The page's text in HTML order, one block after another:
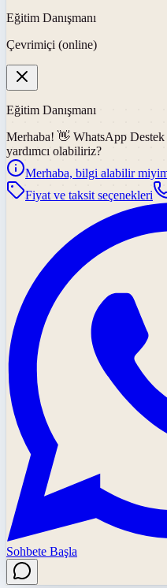
Eğitim Danışmanı
Çevrimiçi (online)
Eğitim Danışmanı
Merhaba! 👋 WhatsApp Destek
yardımcı olabiliriz?
Merhaba, bilgi alabilir
Fiyat ve taksit seçenekleri
Sohbete Başla